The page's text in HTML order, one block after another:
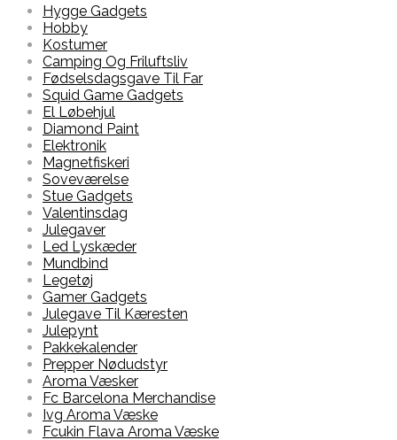
Hygge Gadgets
Hobby
Kostumer
Camping Og Friluftsliv
Fødselsdagsgave Til Far
Squid Game Gadgets
El Løbehjul
Diamond Paint
Elektronik
Magnetfiskeri
Soveværelse
Stue Gadgets
Valentinsdag
Julegaver
Led Lyskæder
Mundbind
Legetøj
Gamer Gadgets
Julegave Til Kæresten
Julepynt
Pakkekalender
Prepper Nødudstyr
Aroma Væsker
Fc Barcelona Merchandise
Ivg Aroma Væske
Fcukin Flava Aroma Væske